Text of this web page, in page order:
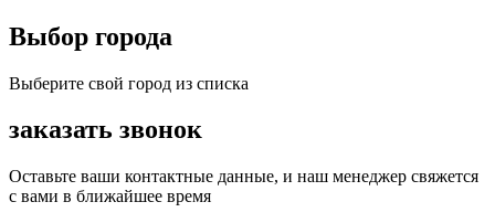
Выбор города
Выберите свой город из списка
заказать звонок
Оставьте ваши контактные данные, и наш менеджер свяжется
с вами в ближайшее время